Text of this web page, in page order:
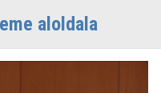
aloldala